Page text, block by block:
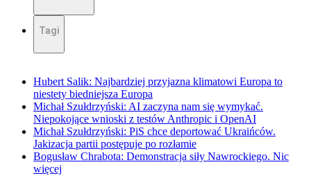
Tagi
Hubert Salik: Najbardziej przyjazna klimatowi Europa to
niestety biedniejsza Europa
Michał Szułdrzyński: AI zaczyna nam się wymykać.
Niepokojące wnioski z testów Anthropic i OpenAI
Michał Szułdrzyński: PiS chce deportować Ukraińców.
Jakizacja partii postępuje po rozłamie
Bogusław Chrabota: Demonstracja siły Nawrockiego. Nic
więcej